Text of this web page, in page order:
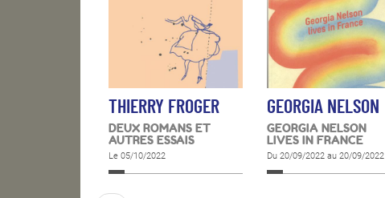
THIERRY FROGER
DEUX ROMANS ET
AUTRES ESSAIS
Le 05/10/2022
GEORGIA NELSON
GEORGIA NELSON
LIVES IN FRANCE
Du 20/09/2022 au 20/09/2022